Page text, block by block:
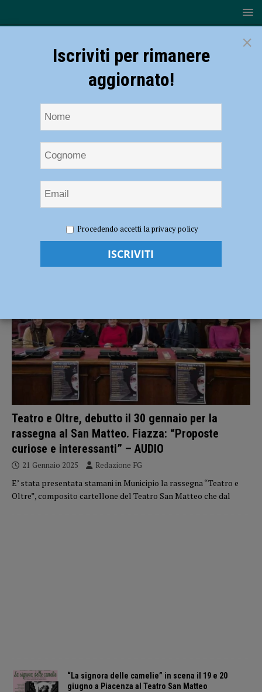
teatro San Matteo
Teatro e Oltre, debutto il 30 gennaio per la
rassegna al San Matteo. Fiazza: “Proposte
curiose e interessanti” – AUDIO
21 Gennaio 2025 Redazione FG
E’ stata presentata stamani in Municipio la rassegna “Teatro e
Oltre”, composito cartellone del Teatro San Matteo che dal
“La signora delle camelie” in scena il 19 e 20
giugno a Piacenza al Teatro San Matteo
×
Iscriviti per rimanere
aggiornato!
Procedendo accetti la privacy policy